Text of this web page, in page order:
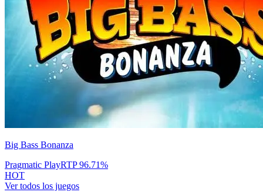
Big Bass Bonanza
Pragmatic PlayRTP96.71%
HOT
Ver todos los juegos